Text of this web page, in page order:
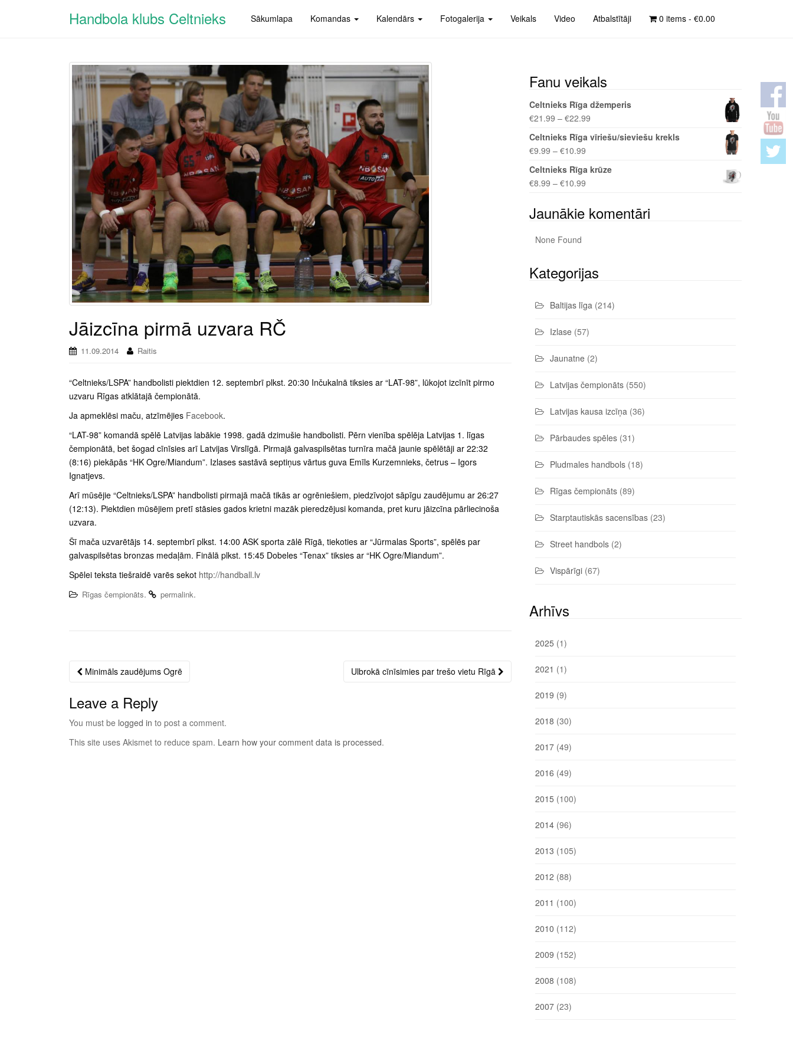
Handbola klubs Celtnieks Sākumlapa Komandas Kalendārs Fotogalerija Veikals Video Atbalstītāji 0 items - €0.00
Jāizcīna pirmā uzvara RČ
11.09.2014 Raitis
“Celtnieks/LSPA” handbolisti piektdien 12. septembrī plkst. 20:30 Inčukalnā tiksies ar “LAT-98”, lūkojot izcīnīt pirmo
uzvaru Rīgas atklātajā čempionātā.
Ja apmeklēsi maču, atzīmējies Facebook.
“LAT-98” komandā spēlē Latvijas labākie 1998. gadā dzimušie handbolisti. Pērn vienība spēlēja Latvijas 1. līgas
čempionātā, bet šogad cīnīsies arī Latvijas Virslīgā. Pirmajā galvaspilsētas turnīra mačā jaunie spēlētāji ar 22:32
(8:16) piekāpās “HK Ogre/Miandum”. Izlases sastāvā septiņus vārtus guva Emīls Kurzemnieks, četrus – Igors
Ignatjevs.
Arī mūsējie “Celtnieks/LSPA” handbolisti pirmajā mačā tikās ar ogrēniešiem, piedzīvojot sāpīgu zaudējumu ar 26:27
(12:13). Piektdien mūsējiem pretī stāsies gados krietni mazāk pieredzējusi komanda, pret kuru jāizcīna pārliecinoša
uzvara.
Šī mača uzvarētājs 14. septembrī plkst. 14:00 ASK sporta zālē Rīgā, tiekoties ar “Jūrmalas Sports”, spēlēs par
galvaspilsētas bronzas medaļām. Finālā plkst. 15:45 Dobeles “Tenax” tiksies ar “HK Ogre/Miandum”.
Spēlei teksta tiešraidē varēs sekot http://handball.lv
Rīgas čempionāts. permalink.
Post
navigation
Minimāls zaudējums Ogrē Ulbrokā cīnīsimies par trešo vietu Rīgā
Leave a Reply
You must be logged in to post a comment.
This site uses Akismet to reduce spam. Learn how your comment data is processed.
Fanu veikals
Celtnieks Rīga džemperis
€21.99 – €22.99
Celtnieks Rīga vīriešu/sieviešu krekls
€9.99 – €10.99
Celtnieks Rīga krūze
€8.99 – €10.99
Jaunākie komentāri
None Found
Kategorijas
Baltijas līga (214)
Izlase (57)
Jaunatne (2)
Latvijas čempionāts (550)
Latvijas kausa izcīņa (36)
Pārbaudes spēles (31)
Pludmales handbols (18)
Rīgas čempionāts (89)
Starptautiskās sacensības (23)
Street handbols (2)
Vispārīgi (67)
Arhīvs
2025 (1)
2021 (1)
2019 (9)
2018 (30)
2017 (49)
2016 (49)
2015 (100)
2014 (96)
2013 (105)
2012 (88)
2011 (100)
2010 (112)
2009 (152)
2008 (108)
2007 (23)